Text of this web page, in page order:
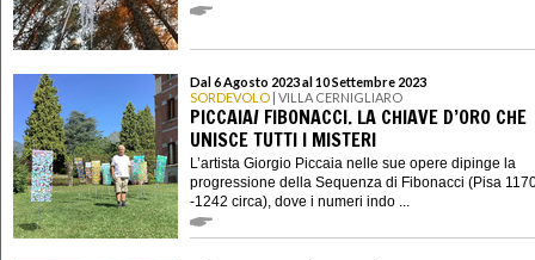
Dal 6 Agosto 2023 al 10 Settembre 2023
SORDEVOLO | VILLA CERNIGLIARO
PICCAIA/ FIBONACCI. LA CHIAVE D’ORO CHE
UNISCE TUTTI I MISTERI
L’artista Giorgio Piccaia nelle sue opere dipinge la
progressione della Sequenza di Fibonacci (Pisa
-1242 circa), dove i numeri indo ...